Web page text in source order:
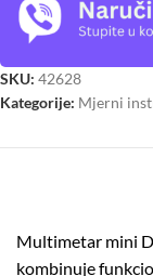
SKU: 42628
Kategorije: Mjerni
Multimetar mini
kombinuje